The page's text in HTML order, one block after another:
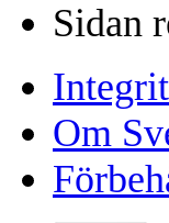
Sidan
Om